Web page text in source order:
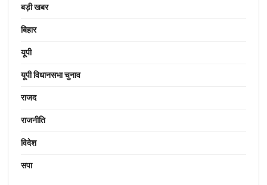
बड़ी खबर
बिहार
यूपी
यूपी विधानसभा चुनाव
राजद
राजनीति
विदेश
सपा